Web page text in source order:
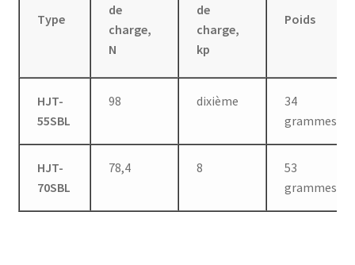
Type
de
charge,
N
de
charge,
kp
Poids
HJT-
55SBL
98 dixième
34
grammes
HJT-
70SBL
78,4 8
53
grammes